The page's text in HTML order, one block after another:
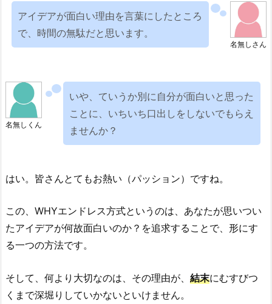
名無しさん
アイデアが面白い理由を言葉にしたところ
で、時間の無駄だと思います。
名無しくん
いや、ていうか別に自分が面白いと思った
ことに、いちいち口出しをしないでもらえ
ませんか？
はい。皆さんとてもお熱い（パッション）ですね。
この、WHYエンドレス方式というのは、あなたが思いつい
たアイデアが何故面白いのか？を追求することで、形にす
る一つの方法です。
そして、何より大切なのは、その理由が、 結末にむすびつ
くまで深堀りしていかないといけません。